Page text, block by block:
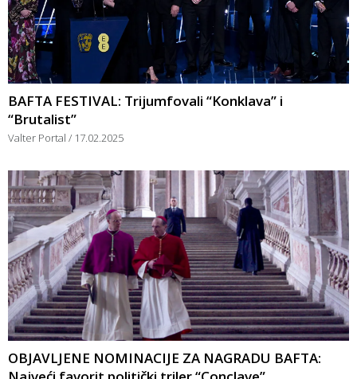
BAFTA FESTIVAL: Trijumfovali “Konklava” i
“Brutalist”
Valter Portal 17.02.2025
OBJAVLJENE NOMINACIJE ZA NAGRADU BAFTA: